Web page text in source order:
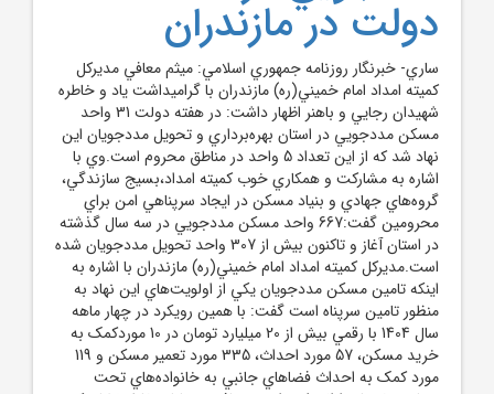
دولت در مازندران
ساري- خبرنگار روزنامه جمهوري اسلامي: ميثم معافي مديرکل
کميته امداد امام خميني(ره) مازندران با گراميداشت ياد و خاطره
شهيدان رجايي و باهنر اظهار داشت: در هفته دولت 31 واحد
مسکن مددجويي در استان بهره‌برداري و تحويل مددجويان اين
نهاد شد که از اين تعداد 5 واحد در مناطق محروم است.وي با
اشاره به مشارکت و همکاري خوب کميته امداد،بسيج سازندگي،
گروه‌هاي جهادي و بنياد مسکن در ايجاد سرپناهي امن براي
محرومين گفت:667 واحد مسکن مددجويي در سه سال گذشته
در استان آغاز و تاکنون بيش از 307 واحد تحويل مددجويان شده
است.مديرکل کميته امداد امام خميني(ره) مازندران با اشاره به
اينکه تامين مسکن مددجويان يکي از اولويت‌هاي اين نهاد به
منظور تامين سرپناه است گفت: با همين رويکرد در چهار ماهه
سال 1404 با رقمي بيش از 20 ميليارد تومان در 10 موردکمک به
خريد مسکن، 57 مورد احداث، 335 مورد تعمير مسکن و 119
مورد کمک به احداث فضاهاي جانبي به خانواده‌هاي تحت